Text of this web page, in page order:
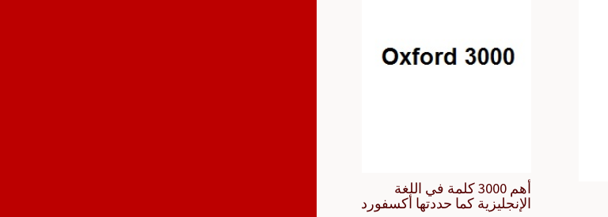
أهم 3000 كلمة في اللغة
الإنجليزية كما حددتها أكسفورد